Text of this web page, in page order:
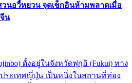
วนอวี้หยวน จุดเช็กอินห้ามพลาดเมื่อ
น
ตั้งอยู่ในจังหวัดฟุกุอิ (Fukui) ทาง
ระเทศญี่ปุ่น เป็นหนึ่งในสถานที่ท่อง